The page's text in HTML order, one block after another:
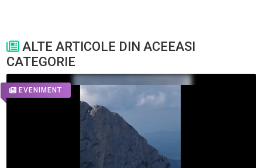
ALTE ARTICOLE DIN ACEEASI
CATEGORIE
EVENIMENT